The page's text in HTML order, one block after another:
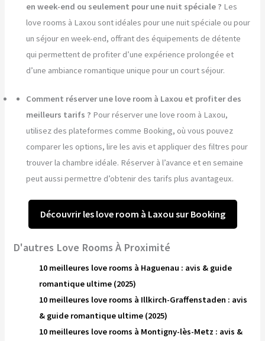
en week-end ou seulement pour une nuit spéciale ? Les
love rooms à Laxou sont idéales pour une nuit spéciale ou pour
un séjour en week-end, offrant des équipements de détente
qui permettent de profiter d’une expérience prolongée et
d’une ambiance romantique unique pour un court séjour.
Comment réserver une love room à Laxou et profiter des
meilleurs tarifs ? Pour réserver une love room à Laxou,
utilisez des plateformes comme Booking, où vous pouvez
comparer les options, lire les avis et appliquer des filtres pour
trouver la chambre idéale. Réserver à l’avance et en semaine
peut aussi permettre d’obtenir des tarifs plus avantageux.
Découvrir les love room à Laxou sur Booking
D'autres Love Rooms À Proximité
10 meilleures love rooms à Haguenau : avis & guide
romantique ultime (2025)
10 meilleures love rooms à Illkirch-Graffenstaden : avis
& guide romantique ultime (2025)
10 meilleures love rooms à Montigny-lès-Metz : avis &